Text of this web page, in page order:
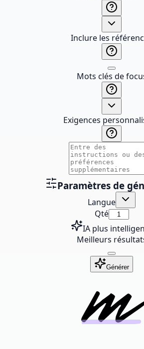
Inclure les
Mots clés de
Exigences
Paramètres de
Langue
Qté
IA plus
Meilleurs
Générer